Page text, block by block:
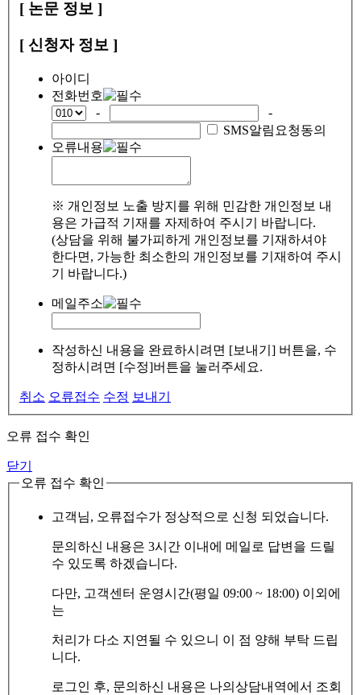
[ 논문 정보 ]
[ 신청자 정보 ]
아이디
전화번호
-
-
SMS알림요청동의
오류내용
※ 개인정보 노출 방지를 위해 민감한 개인정보 내
용은 가급적 기재를 자제하여 주시기 바랍니다.
(상담을 위해 불가피하게 개인정보를 기재하셔야
한다면, 가능한 최소한의 개인정보를 기재하여 주시
기 바랍니다.)
메일주소
작성하신 내용을 완료하시려면 [보내기] 버튼을, 수
정하시려면 [수정]버튼을 눌러주세요.
취소 오류접수 수정 보내기
오류 접수 확인
닫기
오류 접수 확인
고객님, 오류접수가 정상적으로 신청 되었습니다.
문의하신 내용은 3시간 이내에 메일로 답변을 드릴
수 있도록 하겠습니다.
다만, 고객센터 운영시간(평일 09:00 ~ 18:00) 이외에
는
처리가 다소 지연될 수 있으니 이 점 양해 부탁 드립
니다.
로그인 후, 문의하신 내용은 나의상담내역에서 조회